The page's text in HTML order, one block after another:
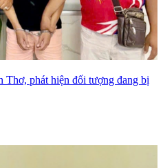
Thơ, phát hiện đối tượng đang bị